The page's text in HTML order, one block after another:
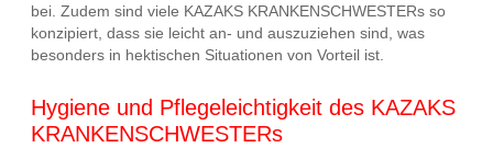
bei. Zudem sind viele KAZAKS KRANKENSCHWESTERs so
konzipiert, dass sie leicht an- und auszuziehen sind, was
besonders in hektischen Situationen von Vorteil ist.
Hygiene und Pflegeleichtigkeit des KAZAKS
KRANKENSCHWESTERs